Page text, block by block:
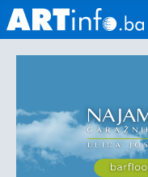
Vijesti
Sport